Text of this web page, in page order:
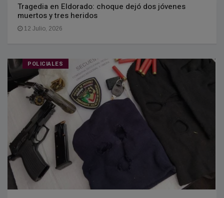
Tragedia en Eldorado: choque dejó dos jóvenes
muertos y tres heridos
12 Julio, 2026
POLICIALES